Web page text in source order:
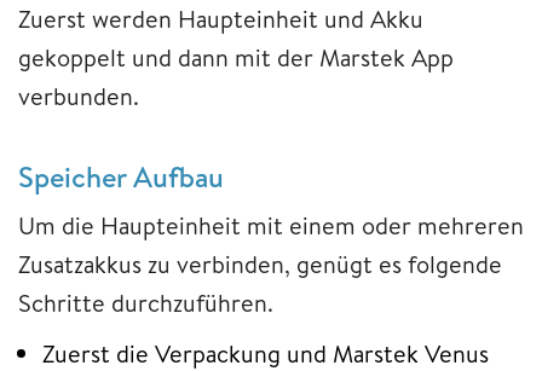
Zuerst werden Haupteinheit und Akku
gekoppelt und dann mit der Marstek App
verbunden.
Speicher Aufbau
Um die Haupteinheit mit einem oder mehreren
Zusatzakkus zu verbinden, genügt es folgende
Schritte durchzuführen.
Zuerst die Verpackung und Marstek Venus